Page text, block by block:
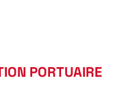
PORTUAIRE